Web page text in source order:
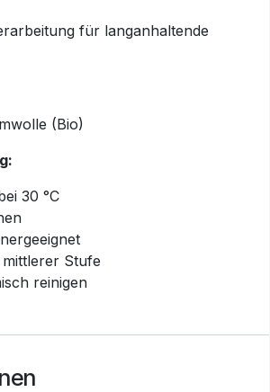
für langanhaltende
(Bio)
30 °C
Stufe
reinigen